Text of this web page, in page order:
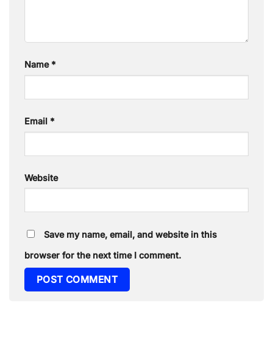
Name *
Email *
Website
Save my name, email, and website in this
browser for the next time I comment.